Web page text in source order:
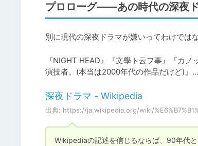
プロローグ――あの時代の深夜
別に現代の深夜ドラマが嫌いってわけでは
『NIGHT HEAD』『文學ト云フ事』『カ
演技者。(本当は2000年代の作品だけど)』
深夜ドラマ - Wikipedia
出典: https://ja.wikipedia.org/wiki/
Wikipediaの記述を信じるならば、90年代